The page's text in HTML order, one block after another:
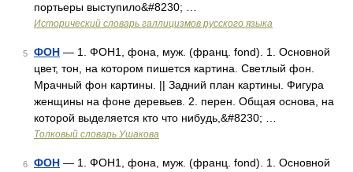
портьеры выступило&#8230; …
Исторический словарь галлицизмов русского языка
5 ФОН — 1. ФОН1, фона, муж. (франц. fond). 1. Основной
цвет, тон, на котором пишется картина. Светлый фон.
Мрачный фон картины. || Задний план картины. Фигура
женщины на фоне деревьев. 2. перен. Общая основа, на
которой выделяется кто что нибудь,&#8230; …
Толковый словарь Ушакова
6 ФОН — 1. ФОН1, фона, муж. (франц. fond). 1. Основной